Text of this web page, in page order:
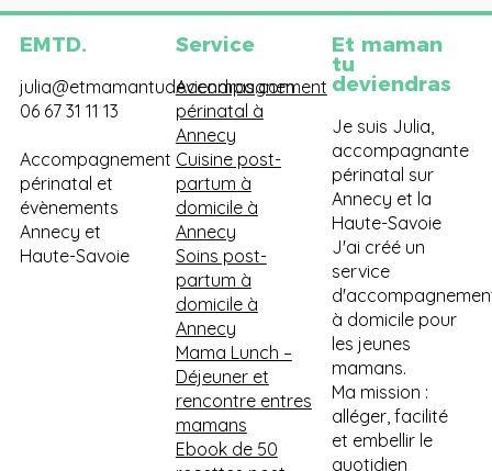
EMTD.
julia@etmamantudeviendras.com
06 67 31 11 13
Accompagnement
périnatal et
évènements
Annecy et
Haute-Savoie
Service
Accompagnement
périnatal à
Annecy
Cuisine post-
partum à
domicile à
Annecy
Soins post-
partum à
domicile à
Annecy
Mama Lunch –
Déjeuner et
rencontre entres
mamans
Ebook de 50
Et maman
tu
deviendras
Je suis Julia,
accompagnante
périnatal sur
Annecy et la
Haute-Savoie
J'ai créé un
service
à domicile pour
les jeunes
mamans.
Ma mission :
alléger, facilité
et embellir le
quotidien